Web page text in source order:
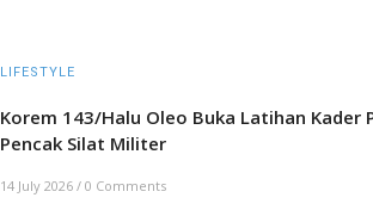
LIFESTYLE
Korem 143/Halu Oleo Buka Latihan Kader
Pencak Silat Militer
14 July 2026 / 0 Comments